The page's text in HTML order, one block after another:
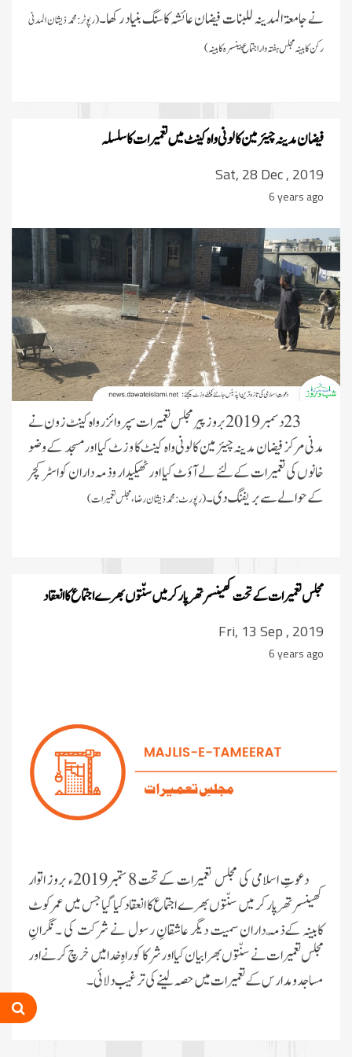
نے جامعۃ المدینہ للبنات فیضان عائشہ کا سنگ بنیاد رکھا۔(رپوٹر:محمد ذیشان المدنی
رکن کابینہ مجلس ہفتہ وار اجتماع پینسرہ کابینہ)
فیضان مدینہ چیئرمین کالونی واہ کینٹ میں تعمیرات کا سلسلہ
Sat, 28 Dec , 2019
6 years ago
23 دسمبر 2019 بروزپیر مجلس تعمیرات سپروائزر واہ کینٹ زون نے
مدنی مرکز فیضان مدینہ چیئرمین کالونی واہ کینٹ کا وزٹ کیا اور مسجد کے وضو
خانوں کی تعمیرات کے لئے لےآؤٹ کیا اور ٹھیکیدار و ذمہ داران کو اسٹرکچر
کے حوالے سے بریفنگ دی۔(رپورٹ:محمد ذیشان رضا، مجلس تعمیرات)
مجلس تعمیرات کےتحت کھینسر تھرپارکر میں سنّتوں بھرے اجتماع کا انعقاد
Fri, 13 Sep , 2019
6 years ago
دعوتِ اسلامی کی مجلس تعمیرات کےتحت 8 ستمبر2019ء بروز اتوار
کھینسر تھرپارکر میں سنّتوں بھرے اجتماع کا انعقاد کیا گیا جس میں عمر کوٹ
کابینہ کےذمّہ داران سمیت دیگر عاشقانِ رسول نے شرکت کی ۔نگرانِ
مجلس تعمیرات نے سنّتوں بھرا بیان کیااور شرکا کو راہِ خدا میں خرچ کرنے اور
مساجد و مدارس کے تعمیرات میں حصہ لینے کی ترغیب دلائی ۔